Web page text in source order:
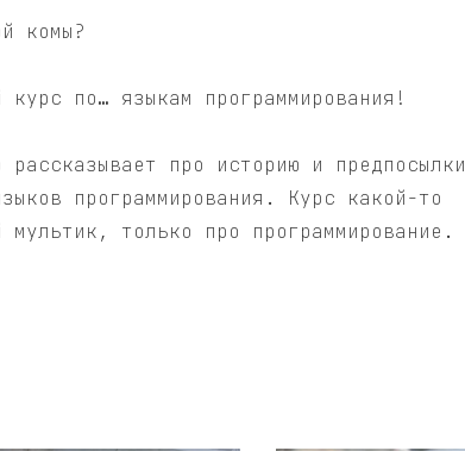
комы?
по… языкам программирования!
про историю и предпосылки
программирования. Курс какой-то
только про программирование.